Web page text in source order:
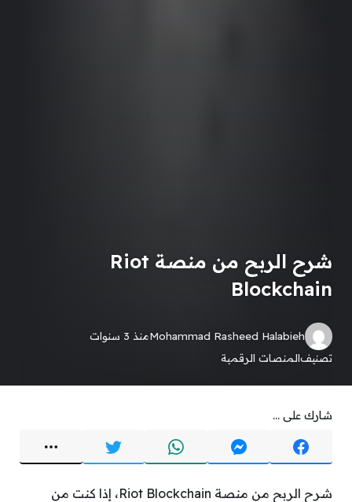
شرح الربح من منصة Riot
Blockchain
Mohammad Rasheed Halabiehمنذ 3 سنوات
تصنيفالمنصات الرقمية
شارك على ...
شرح الربح من منصة Riot Blockchain، إذا كنت من